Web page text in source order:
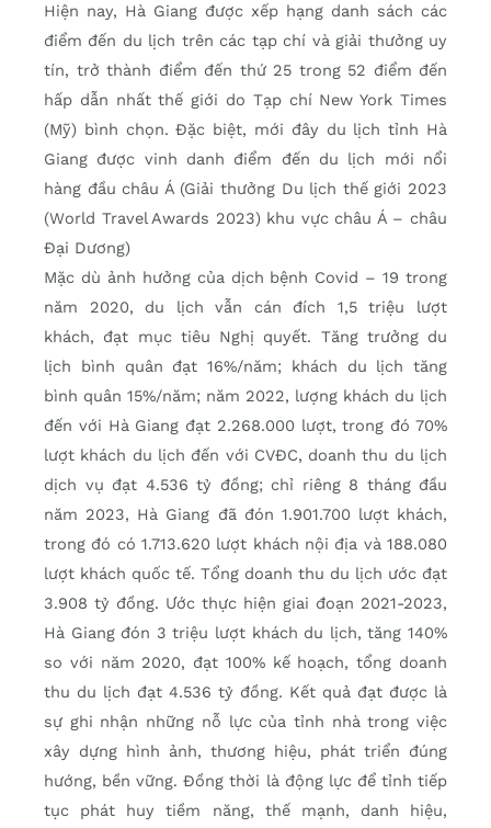
Hiện nay, Hà Giang được xếp hạng danh sách các
điểm đến du lịch trên các tạp chí và giải thưởng uy
tín, trở thành điểm đến thứ 25 trong 52 điểm đến
hấp dẫn nhất thế giới do Tạp chí New York Times
(Mỹ) bình chọn. Đặc biệt, mới đây du lịch tỉnh Hà
Giang được vinh danh điểm đến du lịch mới nổi
hàng đầu châu Á (Giải thưởng Du lịch thế giới 2023
(World Travel Awards 2023) khu vực châu Á – châu
Đại Dương)
Mặc dù ảnh hưởng của dịch bệnh Covid – 19 trong
năm 2020, du lịch vẫn cán đích 1,5 triệu lượt
khách, đạt mục tiêu Nghị quyết. Tăng trưởng du
lịch bình quân đạt 16%/năm; khách du lịch tăng
bình quân 15%/năm; năm 2022, lượng khách du lịch
đến với Hà Giang đạt 2.268.000 lượt, trong đó 70%
lượt khách du lịch đến với CVĐC, doanh thu du lịch
dịch vụ đạt 4.536 tỷ đồng; chỉ riêng 8 tháng đầu
năm 2023, Hà Giang đã đón 1.901.700 lượt khách,
trong đó có 1.713.620 lượt khách nội địa và 188.080
lượt khách quốc tế. Tổng doanh thu du lịch ước đạt
3.908 tỷ đồng. Ước thực hiện giai đoạn 2021-2023,
Hà Giang đón 3 triệu lượt khách du lịch, tăng 140%
so với năm 2020, đạt 100% kế hoạch, tổng doanh
thu du lịch đạt 4.536 tỷ đồng. Kết quả đạt được là
sự ghi nhận những nỗ lực của tỉnh nhà trong việc
xây dựng hình ảnh, thương hiệu, phát triển đúng
hướng, bền vững. Đồng thời là động lực để tỉnh tiếp
tục phát huy tiềm năng, thế mạnh, danh hiệu,